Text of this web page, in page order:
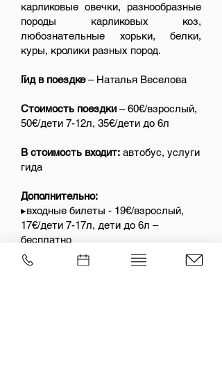
карликовые овечки, разнообразные
породы карликовых коз,
любознательные хорьки, белки,
куры, кролики разных пород.
Гид в поездке– Наталья Веселова
Стоимость поездки – 60€/взрослый,
50€/дети 7-12л, 35€/дети до 6л
В стоимость входит: автобус, услуги
гида
Дополнительно:
▸входные билеты - 19€/взрослый,
17€/дети 7-17л, дети до 6л –
бесплатно
За свой счёт: